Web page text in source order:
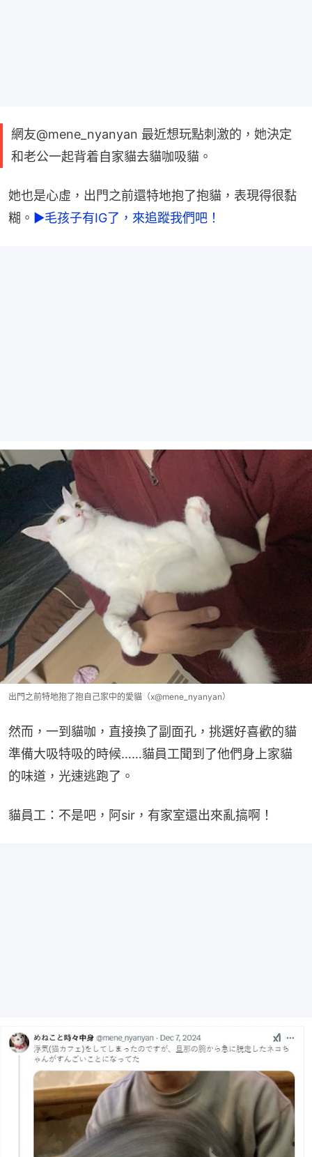
網友@mene_nyanyan 最近想玩點刺激的，她決定
和老公一起背着自家貓去貓咖吸貓。
她也是心虛，出門之前還特地抱了抱貓，表現得很黏
糊。 ►毛孩子有IG了，來追蹤我們吧！
出門之前特地抱了抱自己家中的愛貓（x@mene_nyanyan）
然而，一到貓咖，直接換了副面孔，挑選好喜歡的貓
準備大吸特吸的時候……貓員工聞到了他們身上家貓
的味道，光速逃跑了。
貓員工：不是吧，阿sir，有家室還出來亂搞啊！